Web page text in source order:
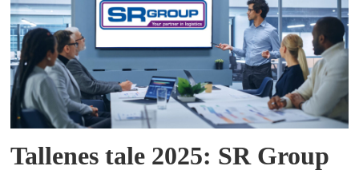
Tallenes tale 2025: SR Group